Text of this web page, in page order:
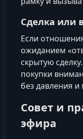
Сделка или
Если
ожиданием
скрытую
покупки
без давления
Совет и
эфира